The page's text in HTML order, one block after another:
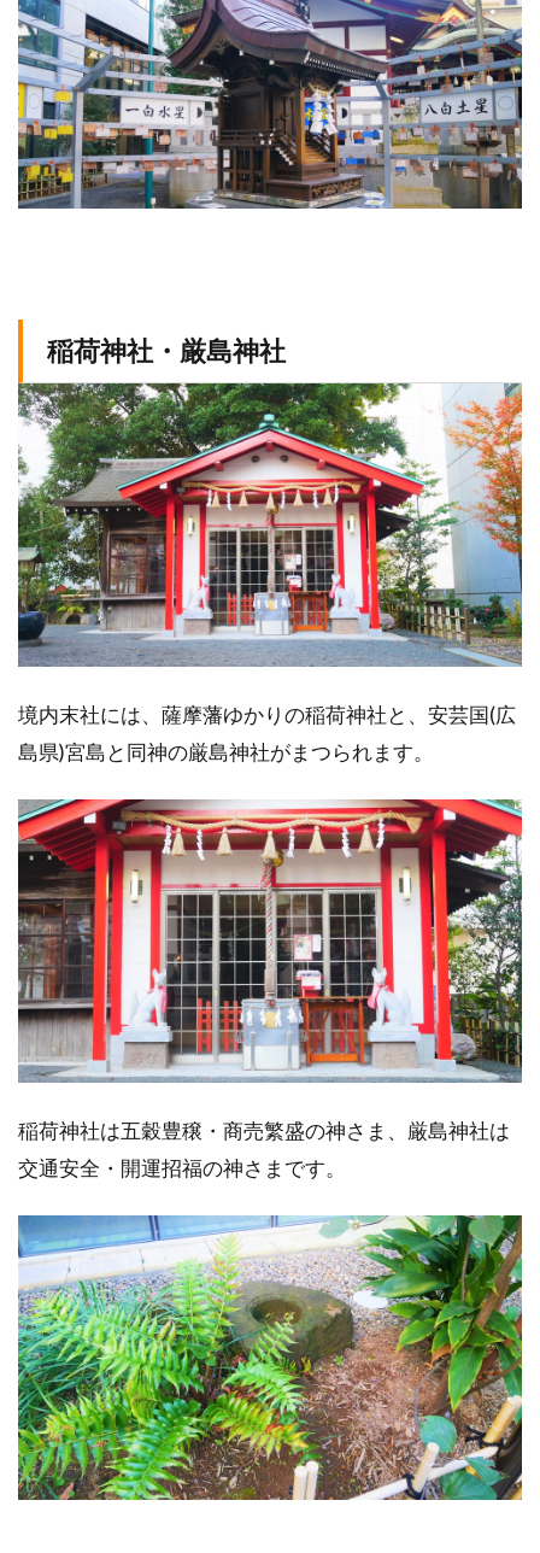
稲荷神社・厳島神社
境内末社には、薩摩藩ゆかりの稲荷神社と、安芸国(広
島県)宮島と同神の厳島神社がまつられます。
稲荷神社は五穀豊穣・商売繁盛の神さま、厳島神社は
交通安全・開運招福の神さまです。